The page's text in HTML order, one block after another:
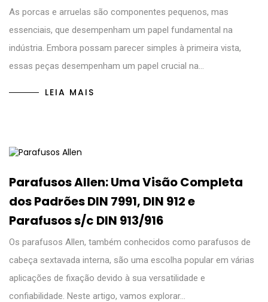
As porcas e arruelas são componentes pequenos, mas
essenciais, que desempenham um papel fundamental na
indústria. Embora possam parecer simples à primeira vista,
essas peças desempenham um papel crucial na…
LEIA MAIS
Parafusos Allen: Uma Visão Completa
dos Padrões DIN 7991, DIN 912 e
Parafusos s/c DIN 913/916
Os parafusos Allen, também conhecidos como parafusos de
cabeça sextavada interna, são uma escolha popular em várias
aplicações de fixação devido à sua versatilidade e
confiabilidade. Neste artigo, vamos explorar…